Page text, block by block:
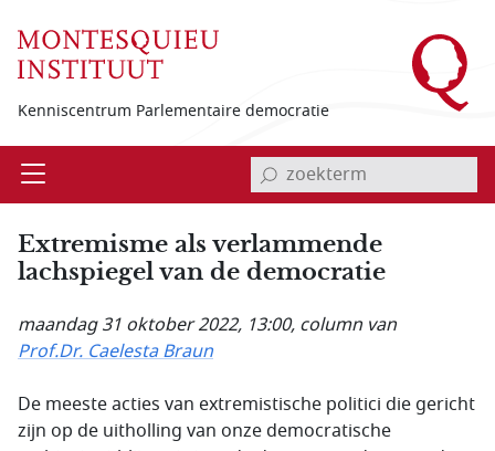
Kenniscentrum Parlementaire democratie
Open invoerveld zoekterm
Extremisme als verlammende
lachspiegel van de democratie
maandag 31 oktober 2022, 13:00, column van
Prof.Dr. Caelesta Braun
De meeste acties van extremistische politici die gericht
zijn op de uitholling van onze democratische